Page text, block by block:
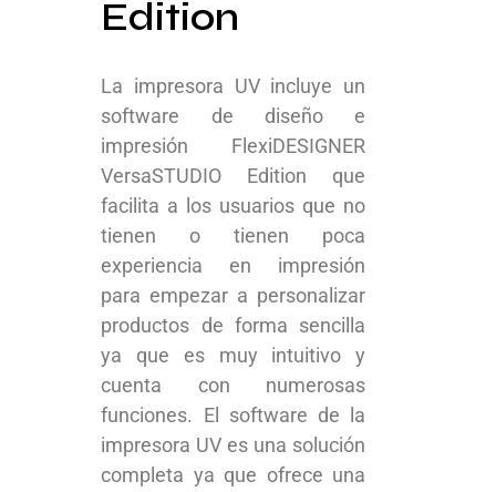
Edition
La impresora UV incluye un
software de diseño e
impresión FlexiDESIGNER
VersaSTUDIO Edition que
facilita a los usuarios que no
tienen o tienen poca
experiencia en impresión
para empezar a personalizar
productos de forma sencilla
ya que es muy intuitivo y
cuenta con numerosas
funciones. El software de la
impresora UV es una solución
completa ya que ofrece una